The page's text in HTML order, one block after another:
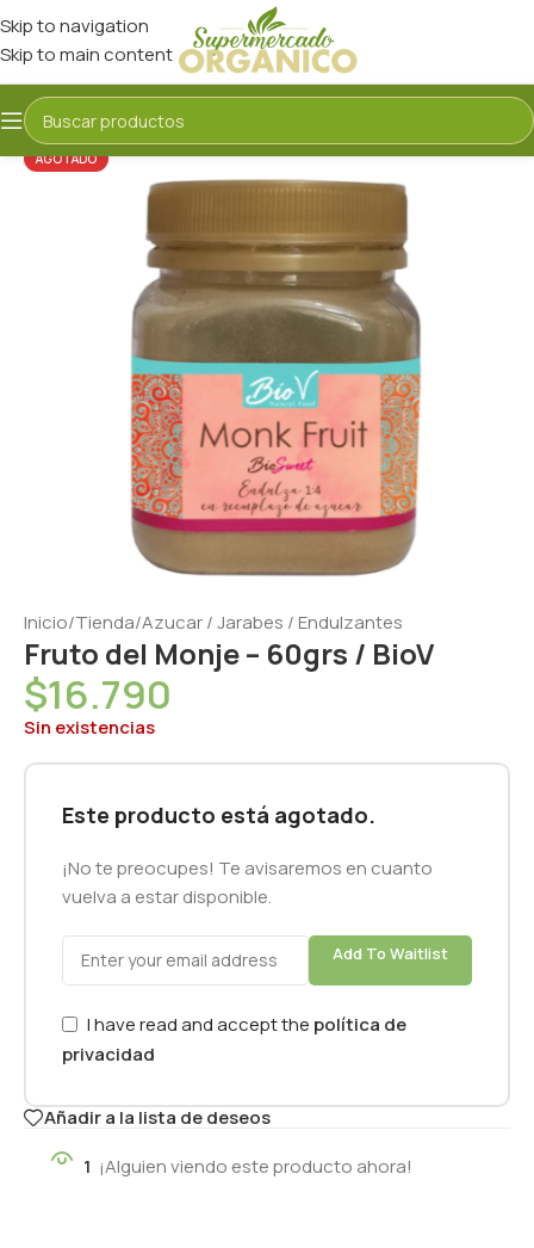
Skip to navigation
Skip to main content
AGOTADO
Inicio/Tienda/Azucar / Jarabes / Endulzantes
Fruto del Monje – 60grs / BioV
$16.790
Sin existencias
Este producto está agotado.
¡No te preocupes! Te avisaremos en cuanto
vuelva a estar disponible.
Add To Waitlist
I have read and accept the política de
privacidad
Añadir a la lista de deseos
1 ¡Alguien viendo este producto ahora!